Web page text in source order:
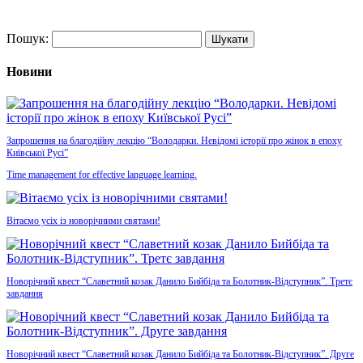
Пошук:
Новини
Запрошення на благодійну лекцію “Володарки. Невідомі історії про жінок в епоху
Київської Русі”
Time management for effective language learning.
Вітаємо усіх із новорічними святами!
Новорічний квест “Славетний козак Данило Бийбіда та Болотник-Відступник”. Третє
завдання
Новорічний квест “Славетний козак Данило Бийбіда та Болотник-Відступник”. Друге